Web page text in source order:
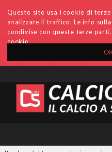
Questo sito usa i cookie di
analizzare il traffico. Le info
condivise con queste terze
cookie.
Accedi Archivio Invio